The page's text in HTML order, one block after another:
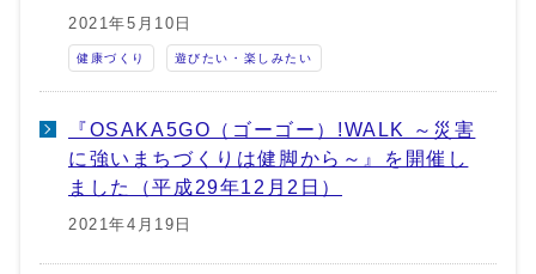
2021年5月10日
健康づくり 遊びたい・楽しみたい
『OSAKA5GO（ゴーゴー）!WALK ～災害
に強いまちづくりは健脚から～』を開催し
ました（平成29年12月2日）
2021年4月19日